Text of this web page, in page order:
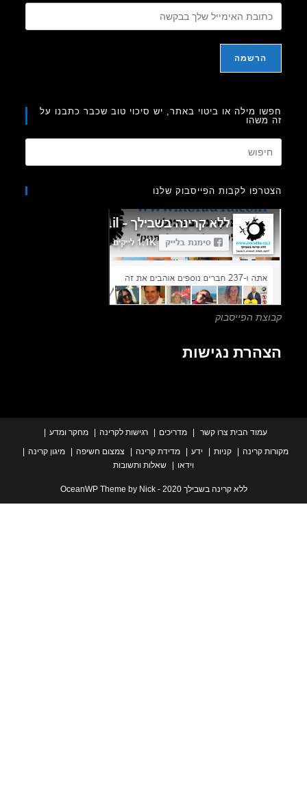
מילה או ביטוי באתר, יש סיכוי טוב שכבר כתבנו על
Escape
לקבות הפייסבוק שלנו
הפייסבוק
נגישות
עמוד הבית צרו קשר מדריכים רגישות לקרינה
מחקר ומדע
קרינה
קניות ידע מדידת קרינה צמצום חשיפה
מיגון קרינה
שאלות ותשובות
ללא קרינה בשבילך 2020 - OceanWP Theme by Nick